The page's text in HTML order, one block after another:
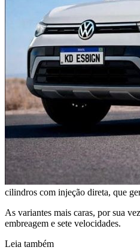
cilindros com injeção direta, que
As variantes mais caras, por sua
embreagem e sete velocidades.
Leia também